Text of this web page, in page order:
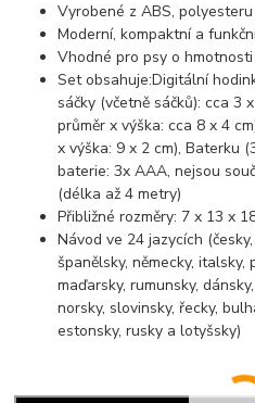
Vyrobené z ABS,
Moderní, kompaktní a
Vhodné pro psy o
Set obsahuje:Digitální
sáčky (včetně sáčků): cca 3
průměr x výška: cca 8 x 4
x výška: 9 x 2 cm), Baterku
baterie: 3x AAA, nejsou
(délka až 4 metry)
Přibližné rozměry: 7 x 13 x
Návod ve 24 jazycích
španělsky, německy,
maďarsky, rumunsky,
norsky, slovinsky, řecky,
estonsky, rusky a lotyšsky)